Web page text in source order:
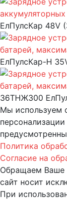
ЕлПулсКар 48V
ЕлПулсКар-Н
36ТНЖ300
Мы используем
Политика
Согласие на
Обращаем Ваше
сайт носит
При